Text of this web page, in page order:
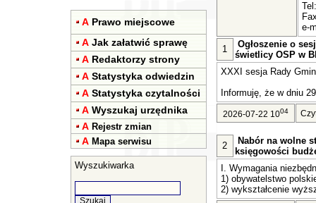
A Prawo miejscowe
A Jak załatwić sprawę
A Redaktorzy strony
A Statystyka odwiedzin
A Statystyka czytalności
A Wyszukaj urzędnika
A Rejestr zmian
A Mapa serwisu
Wyszukiwarka
Tel:
e-
1
Ogłoszenie o
świetlicy OSP w
XXXI sesja Rady
Informuję, że w dniu
2026-07-22 1004
2
Nabór na wolne
księgowości
I. Wymagania
1) obywatelstwo
2) wykształcenie